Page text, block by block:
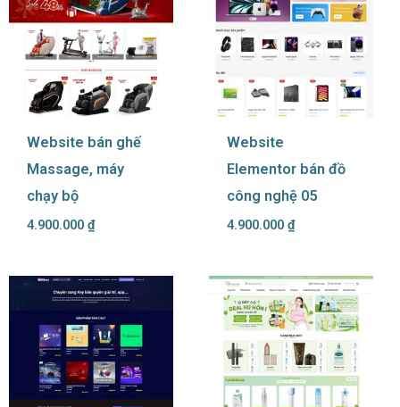
Website bán ghế
Massage, máy
chạy bộ
4.900.000 ₫
Website
Elementor bán đồ
công nghệ 05
4.900.000 ₫